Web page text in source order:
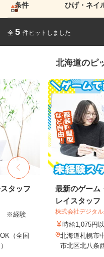
条件 ひげ・ネイ
全 5 件ヒットしました
北海道のピ
タッフ
※経験
（全国
最新のゲーム
レイスタッフ
株式会社デジタ
時給1,075円
北海道札幌市
市北区北八条